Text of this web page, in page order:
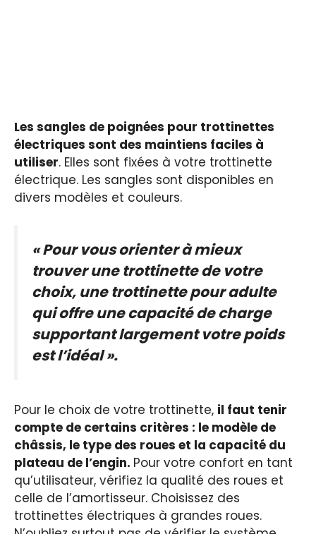
Les sangles de poignées pour trottinettes
électriques sont des maintiens faciles à
utiliser. Elles sont fixées à votre trottinette
électrique. Les sangles sont disponibles en
divers modèles et couleurs.
« Pour vous orienter à mieux
trouver une trottinette de votre
choix, une trottinette pour adulte
qui offre une capacité de charge
supportant largement votre poids
est l’idéal ».
Pour le choix de votre trottinette, il faut tenir
compte de certains critères : le modèle de
châssis, le type des roues et la capacité du
plateau de l’engin. Pour votre confort en tant
qu’utilisateur, vérifiez la qualité des roues et
celle de l’amortisseur. Choisissez des
trottinettes électriques à grandes roues.